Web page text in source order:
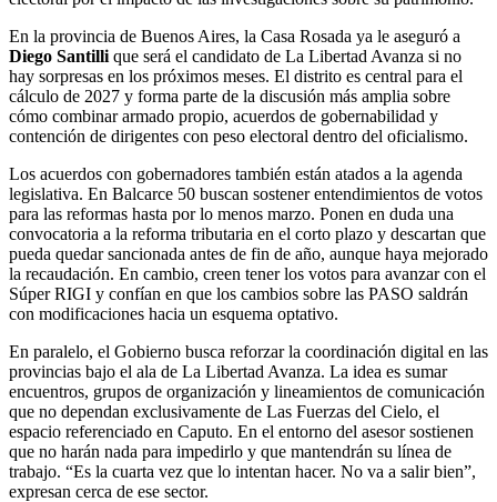
En la provincia de Buenos Aires, la Casa Rosada ya le aseguró a
Diego Santilli que será el candidato de La Libertad Avanza si no
hay sorpresas en los próximos meses. El distrito es central para el
cálculo de 2027 y forma parte de la discusión más amplia sobre
cómo combinar armado propio, acuerdos de gobernabilidad y
contención de dirigentes con peso electoral dentro del oficialismo.
Los acuerdos con gobernadores también están atados a la agenda
legislativa. En Balcarce 50 buscan sostener entendimientos de votos
para las reformas hasta por lo menos marzo. Ponen en duda una
convocatoria a la reforma tributaria en el corto plazo y descartan que
pueda quedar sancionada antes de fin de año, aunque haya mejorado
la recaudación. En cambio, creen tener los votos para avanzar con el
Súper RIGI y confían en que los cambios sobre las PASO saldrán
con modificaciones hacia un esquema optativo.
En paralelo, el Gobierno busca reforzar la coordinación digital en las
provincias bajo el ala de La Libertad Avanza. La idea es sumar
encuentros, grupos de organización y lineamientos de comunicación
que no dependan exclusivamente de Las Fuerzas del Cielo, el
espacio referenciado en Caputo. En el entorno del asesor sostienen
que no harán nada para impedirlo y que mantendrán su línea de
trabajo. “Es la cuarta vez que lo intentan hacer. No va a salir bien”,
expresan cerca de ese sector.